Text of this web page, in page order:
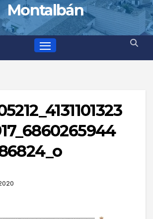
Montalbán